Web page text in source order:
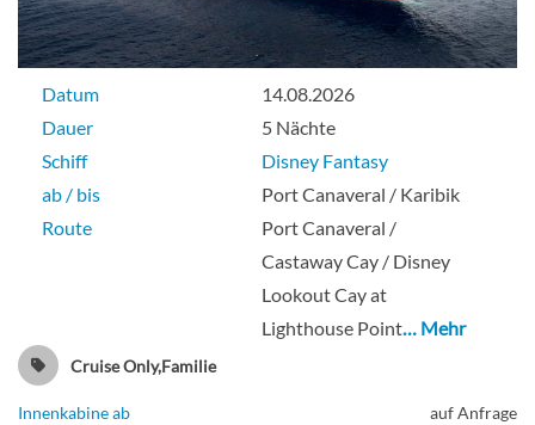
Datum
14.08.2026
Dauer
5 Nächte
Schiff
Disney Fantasy
ab / bis
Port Canaveral / Karibik
Route
Port Canaveral /
Castaway Cay / Disney
Lookout Cay at
Lighthouse Point… Mehr
Cruise Only,Familie
Innenkabine ab
auf Anfrage